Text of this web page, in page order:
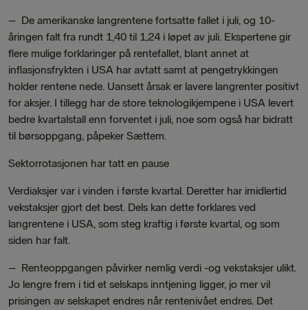
– De amerikanske langrentene fortsatte fallet i juli, og 10-
åringen falt fra rundt 1,40 til 1,24 i løpet av juli. Ekspertene gir
flere mulige forklaringer på rentefallet, blant annet at
inflasjonsfrykten i USA har avtatt samt at pengetrykkingen
holder rentene nede. Uansett årsak er lavere langrenter positivt
for aksjer. I tillegg har de store teknologikjempene i USA levert
bedre kvartalstall enn forventet i juli, noe som også har bidratt
til børsoppgang, påpeker Sættem.
Sektorrotasjonen har tatt en pause
Verdiaksjer var i vinden i første kvartal. Deretter har imidlertid
vekstaksjer gjort det best. Dels kan dette forklares ved
langrentene i USA, som steg kraftig i første kvartal, og som
siden har falt.
– Renteoppgangen påvirker nemlig verdi -og vekstaksjer ulikt.
Jo lengre frem i tid et selskaps inntjening ligger, jo mer vil
prisingen av selskapet endres når rentenivået endres. Det